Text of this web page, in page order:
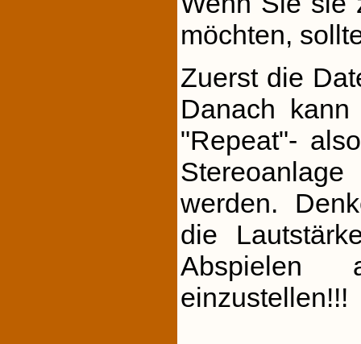
möchten,
Zuerst die
Danach
"Repeat"-
werden.
die
einzustellen!!!